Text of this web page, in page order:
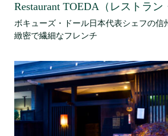
Restaurant TOEDA（レストラン
ボキューズ・ドール日本代表シェフの信
緻密で繊細なフレンチ